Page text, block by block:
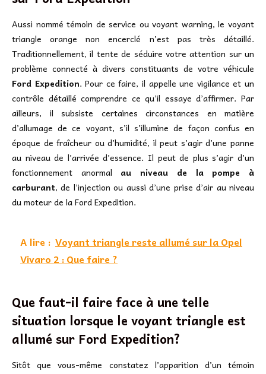
Aussi nommé témoin de service ou voyant warning, le voyant
triangle orange non encerclé n’est pas très détaillé.
Traditionnellement, il tente de séduire votre attention sur un
problème connecté à divers constituants de votre véhicule
Ford Expedition. Pour ce faire, il appelle une vigilance et un
contrôle détaillé comprendre ce qu’il essaye d’affirmer. Par
ailleurs, il subsiste certaines circonstances en matière
d’allumage de ce voyant, s’il s’illumine de façon confus en
époque de fraîcheur ou d’humidité, il peut s’agir d’une panne
au niveau de l’arrivée d’essence. Il peut de plus s’agir d’un
fonctionnement anormal au niveau de la pompe à
carburant, de l’injection ou aussi d’une prise d’air au niveau
du moteur de la Ford Expedition.
A lire : Voyant triangle reste allumé sur la Opel
Vivaro 2 : Que faire ?
Que faut-il faire face à une telle
situation lorsque le voyant triangle est
allumé sur Ford Expedition?
Sitôt que vous-même constatez l’apparition d’un témoin